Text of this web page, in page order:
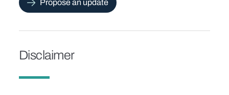
Propose an update
Disclaimer